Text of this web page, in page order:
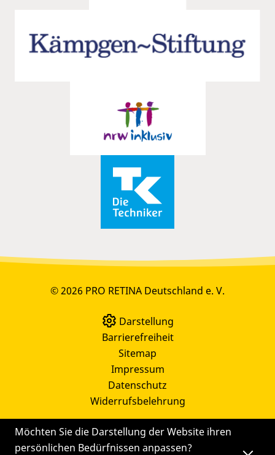
Möchten Sie die Darstellung der Website ihren
persönlichen Bedürfnissen anpassen?
© 2026 PRO RETINA Deutschland e. V.
Darstellung
Barrierefreiheit
Sitemap
Impressum
Datenschutz
Widerrufsbelehrung